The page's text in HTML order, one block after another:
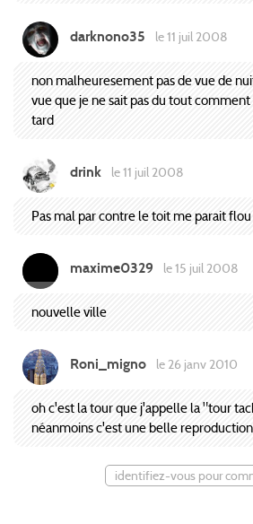
darknono35 le 11 juil 2008
non malheuresement pas de vue de
vue que je ne sait pas du tout comment
tard
drink le 11 juil 2008
Pas mal par contre le toit me parait flou
maxime0329 le 15 juil 2008
nouvelle ville
Roni_migno le 26 janv 2010
oh c'est la tour que j'appelle la "tour
néanmoins c'est une belle
identifiez-vous pour